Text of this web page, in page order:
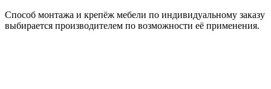
Способ монтажа и крепёж мебели по индивидуальному заказу
выбирается производителем по возможности её применения.